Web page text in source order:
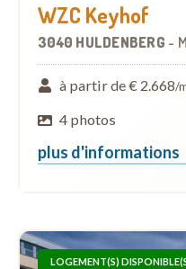
WZC Keyhof
3040 HULDENBERG -
à partir de € 2.668/
4 photos
plus d'informations
LOGEMENT(S)